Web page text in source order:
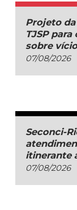
Projeto
TJSP
sobre
07/08/2026
Seconci-
itinerante
07/08/2026